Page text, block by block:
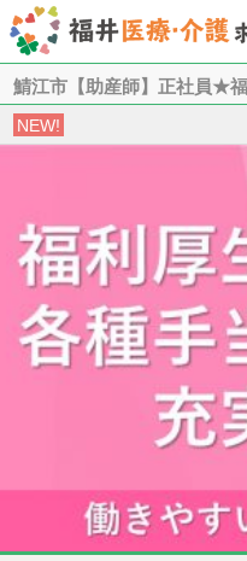
鯖江市【助産師】正社員★
NEW!